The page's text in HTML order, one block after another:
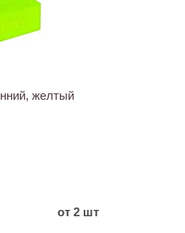
желтый
от 2 шт